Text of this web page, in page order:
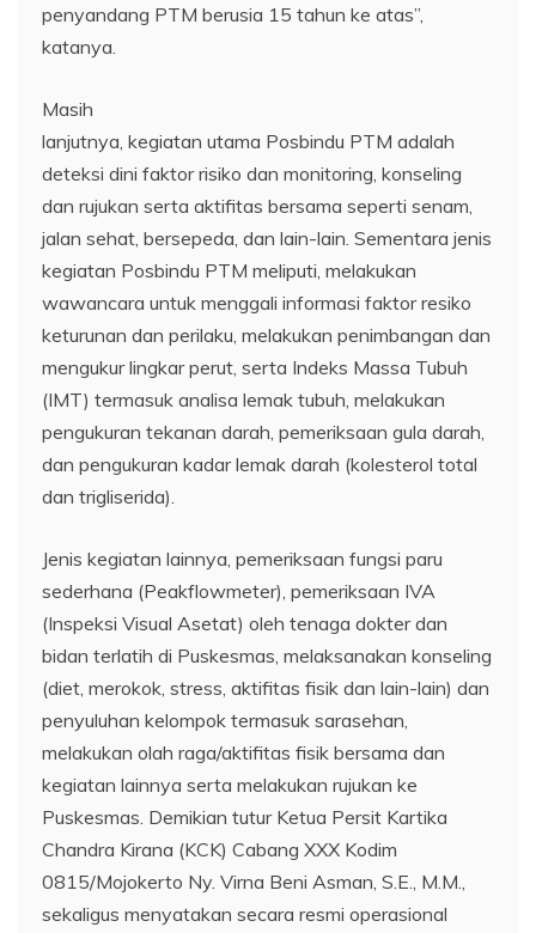
penyandang PTM berusia 15 tahun ke atas”,
katanya.
Masih
lanjutnya, kegiatan utama Posbindu PTM adalah
deteksi dini faktor risiko dan monitoring, konseling
dan rujukan serta aktifitas bersama seperti senam,
jalan sehat, bersepeda, dan lain-lain. Sementara jenis
kegiatan Posbindu PTM meliputi, melakukan
wawancara untuk menggali informasi faktor resiko
keturunan dan perilaku, melakukan penimbangan dan
mengukur lingkar perut, serta Indeks Massa Tubuh
(IMT) termasuk analisa lemak tubuh, melakukan
pengukuran tekanan darah, pemeriksaan gula darah,
dan pengukuran kadar lemak darah (kolesterol total
dan trigliserida).
Jenis kegiatan lainnya, pemeriksaan fungsi paru
sederhana (Peakflowmeter), pemeriksaan IVA
(Inspeksi Visual Asetat) oleh tenaga dokter dan
bidan terlatih di Puskesmas, melaksanakan konseling
(diet, merokok, stress, aktifitas fisik dan lain-lain) dan
penyuluhan kelompok termasuk sarasehan,
melakukan olah raga/aktifitas fisik bersama dan
kegiatan lainnya serta melakukan rujukan ke
Puskesmas. Demikian tutur Ketua Persit Kartika
Chandra Kirana (KCK) Cabang XXX Kodim
0815/Mojokerto Ny. Virna Beni Asman, S.E., M.M.,
sekaligus menyatakan secara resmi operasional